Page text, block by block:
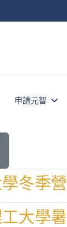
申請元智
冬季
大學